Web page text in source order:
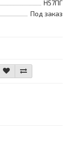
Н57ПГ
Под заказ